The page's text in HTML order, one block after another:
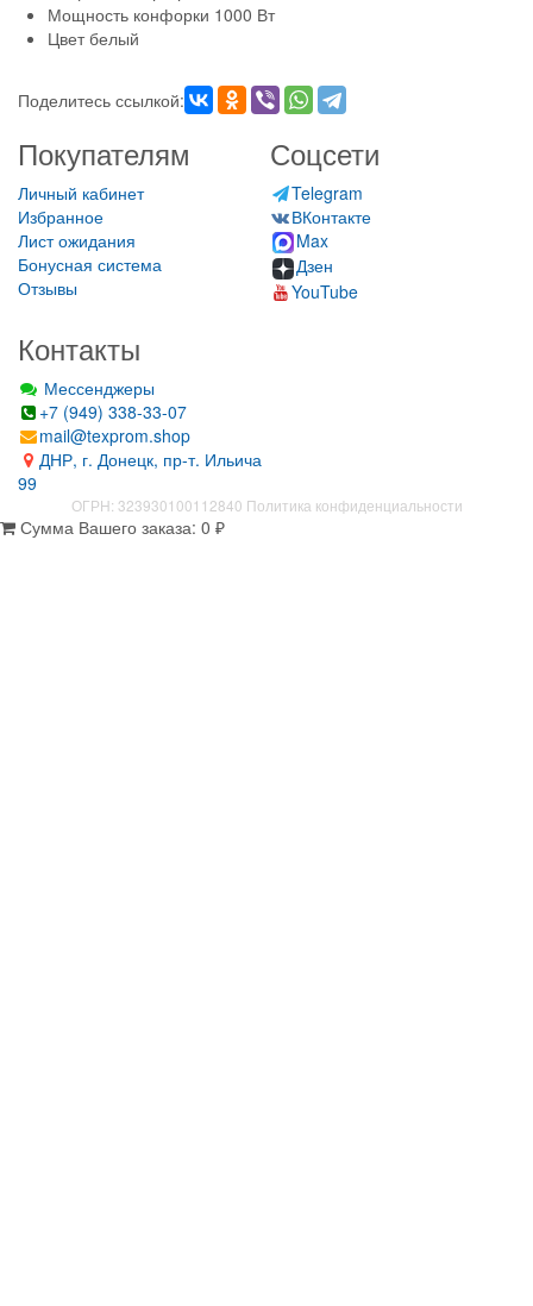
Мощность конфорки 1000 Вт
Цвет белый
Поделитесь ссылкой:
Покупателям
Личный кабинет
Избранное
Лист ожидания
Бонусная система
Отзывы
Соцсети
Telegram
ВКонтакте
Max
Дзен
YouTube
Контакты
Мессенджеры
+7 (949) 338-33-07
mail@texprom.shop
ДНР, г. Донецк, пр-т. Ильича
99
ОГРН: 323930100112840 Политика конфиденциальности
Сумма Вашего заказа: 0 ₽